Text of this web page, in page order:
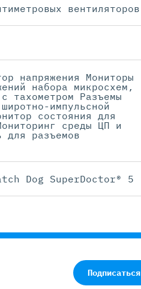
вентиляторов
напряжения Мониторы
набора микросхем,
тахометром Разъемы
импульсной
состояния для
среды ЦП и
для разъемов
Dog SuperDoctor® 5
Подписаться